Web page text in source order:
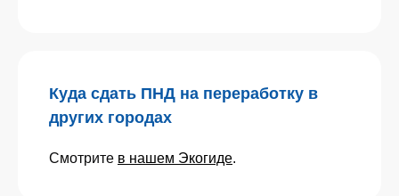
Куда сдать ПНД на переработку в
других городах
Смотрите в нашем Экогиде.